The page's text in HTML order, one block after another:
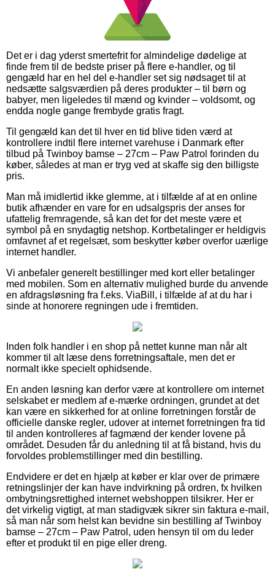
Det er i dag yderst smertefrit for almindelige dødelige at
finde frem til de bedste priser på flere e-handler, og til
gengæld har en hel del e-handler set sig nødsaget til at
nedsætte salgsværdien på deres produkter – til børn og
babyer, men ligeledes til mænd og kvinder – voldsomt, og
endda nogle gange frembyde gratis fragt.
Til gengæld kan det til hver en tid blive tiden værd at
kontrollere indtil flere internet varehuse i Danmark efter
tilbud på Twinboy bamse – 27cm – Paw Patrol forinden du
køber, således at man er tryg ved at skaffe sig den billigste
pris.
Man må imidlertid ikke glemme, at i tilfælde af at en online
butik afhænder en vare for en udsalgspris der anses for
ufattelig fremragende, så kan det for det meste være et
symbol på en snydagtig netshop. Kortbetalinger er heldigvis
omfavnet af et regelsæt, som beskytter køber overfor uærlige
internet handler.
Vi anbefaler generelt bestillinger med kort eller betalinger
med mobilen. Som en alternativ mulighed burde du anvende
en afdragsløsning fra f.eks. ViaBill, i tilfælde af at du har i
sinde at honorere regningen ude i fremtiden.
Inden folk handler i en shop på nettet kunne man når alt
kommer til alt læse dens forretningsaftale, men det er
normalt ikke specielt ophidsende.
En anden løsning kan derfor være at kontrollere om internet
selskabet er medlem af e-mærke ordningen, grundet at det
kan være en sikkerhed for at online forretningen forstår de
officielle danske regler, udover at internet forretningen fra tid
til anden kontrolleres af fagmænd der kender lovene på
området. Desuden får du anledning til at få bistand, hvis du
forvoldes problemstillinger med din bestilling.
Endvidere er det en hjælp at køber er klar over de primære
retningslinjer der kan have indvirkning på ordren, fx hvilken
ombytningsrettighed internet webshoppen tilsikrer. Her er
det virkelig vigtigt, at man stadigvæk sikrer sin faktura e-mail,
så man når som helst kan bevidne sin bestilling af Twinboy
bamse – 27cm – Paw Patrol, uden hensyn til om du leder
efter et produkt til en pige eller dreng.